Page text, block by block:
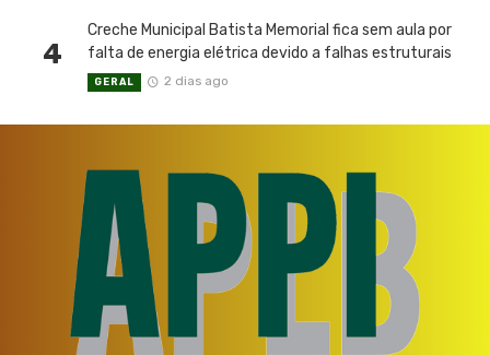
4
Creche Municipal Batista Memorial fica sem aula por
falta de energia elétrica devido a falhas estruturais
GERAL 2 dias ago